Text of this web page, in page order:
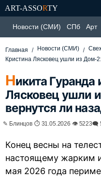
ART-ASSORTY
Новости (СМИ) СПб Арт
Главная Новости (СМИ)
Кристина Лясковец ушли из Дом-
Никита Гуранда
Лясковец ушли
вернутся ли
✎ Блинцов ⏱ 31.05.2026 👁 5223🗨
Конец весны на
настоящему жарким
мая 2026 года